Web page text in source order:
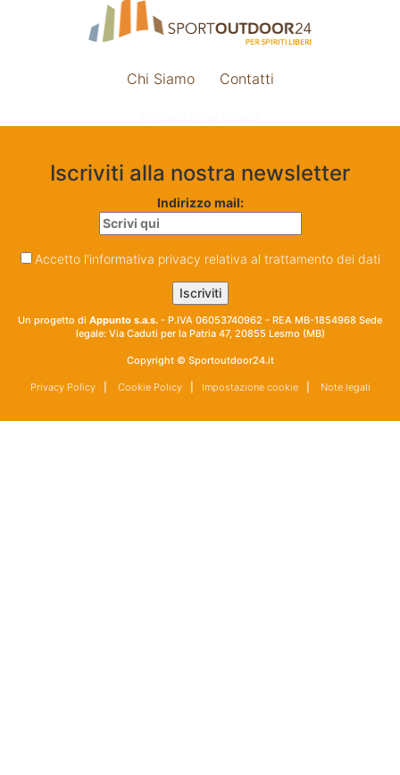
Chi Siamo Contatti
Iscriviti alla nostra newsletter
Indirizzo mail:
Accetto l'informativa privacy relativa al trattamento dei dati
Un progetto di Appunto s.a.s. - P.IVA 06053740962 - REA MB-1854968 Sede
legale: Via Caduti per la Patria 47, 20855 Lesmo (MB)
Copyright © Sportoutdoor24.it
Privacy Policy| Cookie Policy| Impostazione cookie| Note legali